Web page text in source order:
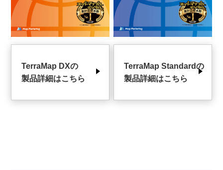
TerraMap DXの
製品詳細はこちら
TerraMap Standardの
製品詳細はこちら